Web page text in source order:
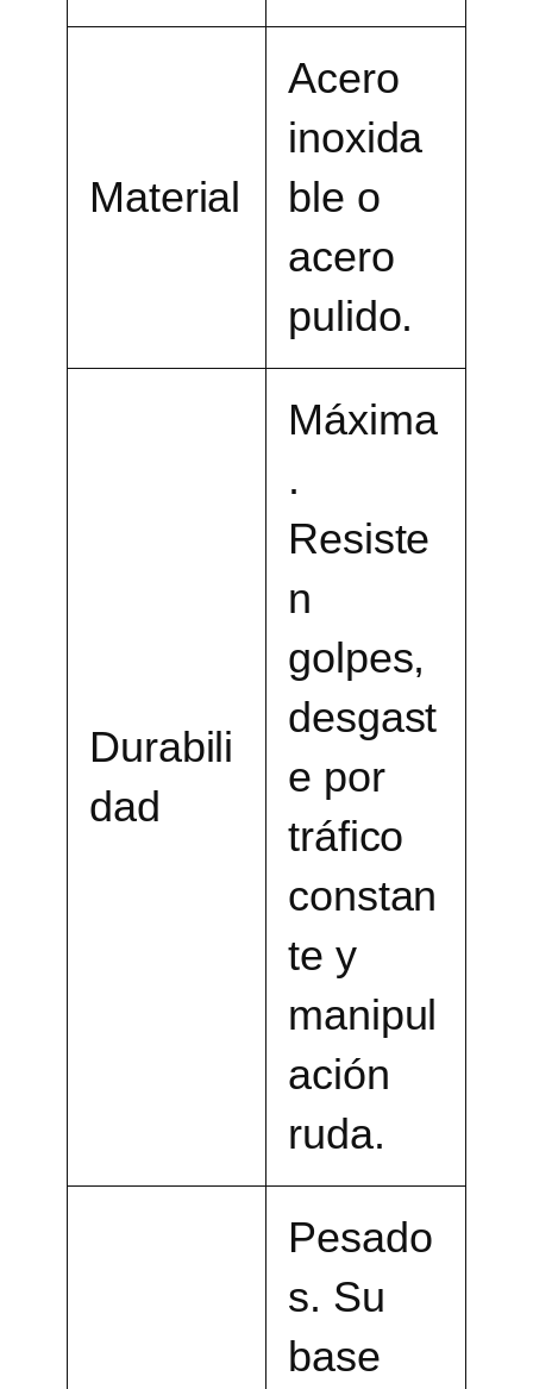
Material
Acero
inoxida
ble o
acero
pulido.
Durabili
dad
Máxima
.
Resiste
n
golpes,
desgast
e por
tráfico
constan
te y
manipul
ación
ruda.
Pesado
s. Su
base